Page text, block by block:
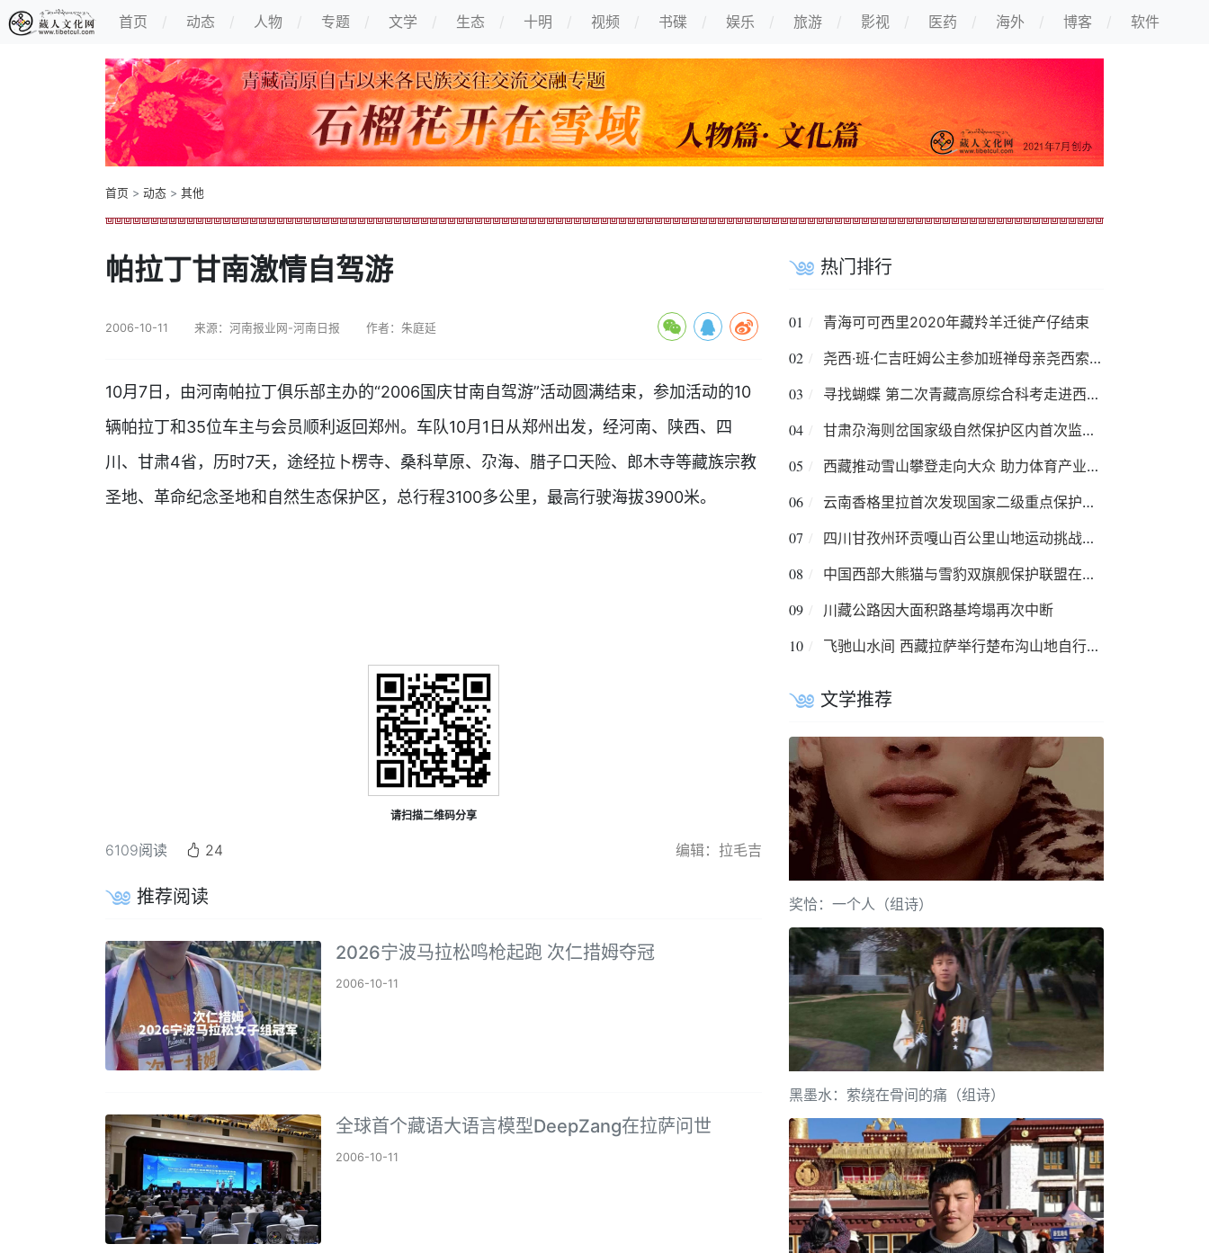
首页 动态 人物 专题 文学 生态 十明 视频 书碟 娱乐 旅游 影视 医药 海外 博客 软件
首页 > 动态 > 其他
帕拉丁甘南激情自驾游
2006-10-11 来源：河南报业网-河南日报 作者：朱庭延
10月7日，由河南帕拉丁俱乐部主办的“2006国庆甘南自驾游”活动圆满结束，参加活动的10
辆帕拉丁和35位车主与会员顺利返回郑州。车队10月1日从郑州出发，经河南、陕西、四
川、甘肃4省，历时7天，途经拉卜楞寺、桑科草原、尕海、腊子口天险、郎木寺等藏族宗教
圣地、革命纪念圣地和自然生态保护区，总行程3100多公里，最高行驶海拔3900米。
请扫描二维码分享
6109阅读 24 编辑：拉毛吉
推荐阅读
2026宁波马拉松鸣枪起跑 次仁措姆夺冠
2006-10-11
全球首个藏语大语言模型DeepZang在拉萨问世
2006-10-11
热门排行
01 青海可可西里2020年藏羚羊迁徙产仔结束
02 尧西·班·仁吉旺姆公主参加班禅母亲尧西索南卓玛葬礼
03 寻找蝴蝶 第二次青藏高原综合科考走进西藏墨脱
04 甘肃尕海则岔国家级自然保护区内首次监测到羚牛
05 西藏推动雪山攀登走向大众 助力体育产业复苏
06 云南香格里拉首次发现国家二级重点保护鸟类彩鹮
07 四川甘孜州环贡嘎山百公里山地运动挑战赛8月举行
08 中国西部大熊猫与雪豹双旗舰保护联盟在成都成立
09 川藏公路因大面积路基垮塌再次中断
10 飞驰山水间 西藏拉萨举行楚布沟山地自行车越野赛
文学推荐
奖恰：一个人（组诗）
黑墨水：萦绕在骨间的痛（组诗）